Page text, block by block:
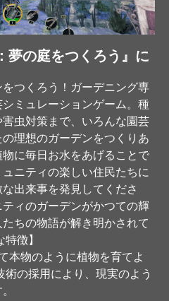
夢の庭をつくろう』に
つくろう！ガーデニング専
ミュレーションゲーム。種
虫対策まで、いろんな園芸
理想のガーデンをつくりあ
に毎日お水をあげることで
ニティの楽しい住民たちに
出来事を発見してくださ
ィのガーデンがかつての輝
ちの物語が解き明かされて
徴】
本物のように植物を育てよ
術の採用により、現実のよう